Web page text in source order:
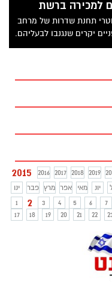
למכירה ברשת
תחנת שדרות של מרחב
יקרים שנגנבו לבעליהם.
אותם למכירה ברשת
שהודה לשוטרים וחיבק
2015 2016 2017 2018 2019
ינו
פבר מרץ אפר מאי יונ
1
2 3 4 5 6 7
17
18 19 20 21 22